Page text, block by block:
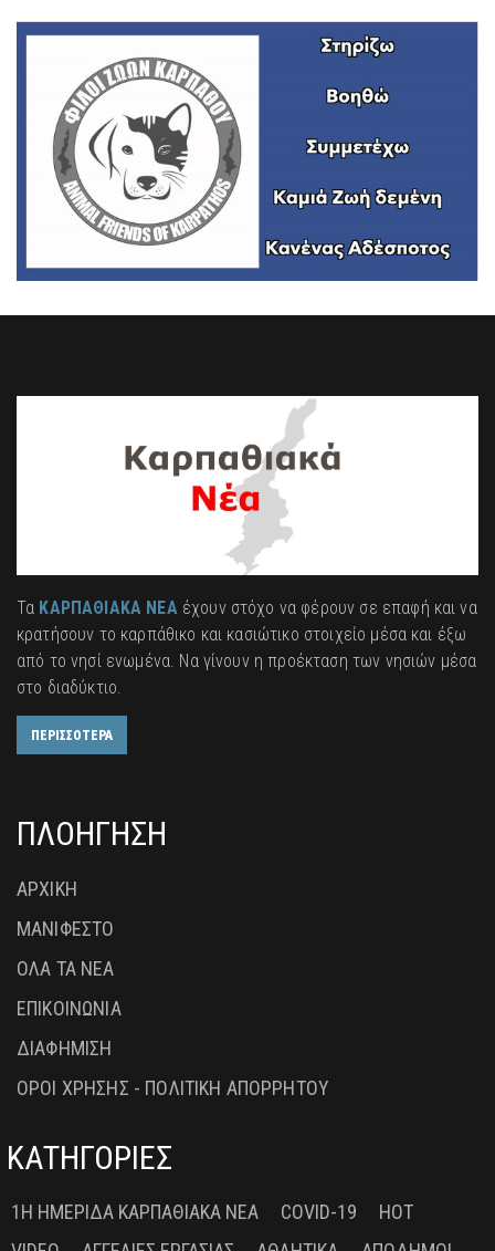
Τα ΚΑΡΠΑΘΙΑΚΑ ΝΕΑέχουν στόχο να φέρουν σε επαφή και να
κρατήσουν το καρπάθικο και κασιώτικο στοιχείο μέσα και έξω
από το νησί ενωμένα. Να γίνουν η προέκταση των νησιών μέσα
στο διαδύκτιο.
ΠΕΡΙΣΣΟΤΕΡΑ
ΠΛΟΗΓΗΣΗ
ΑΡΧΙΚΗ
ΜΑΝΙΦΕΣΤΟ
ΟΛΑ ΤΑ ΝΕΑ
ΕΠΙΚΟΙΝΩΝΙΑ
ΔΙΑΦΗΜΙΣΗ
ΟΡΟΙ ΧΡΗΣΗΣ - ΠΟΛΙΤΙΚΗ ΑΠΟΡΡΗΤΟΥ
ΚΑΤΗΓΟΡΙΕΣ
1Η ΗΜΕΡΊΔΑ ΚΑΡΠΑΘΙΑΚΆ ΝΈΑ COVID-19
HOT